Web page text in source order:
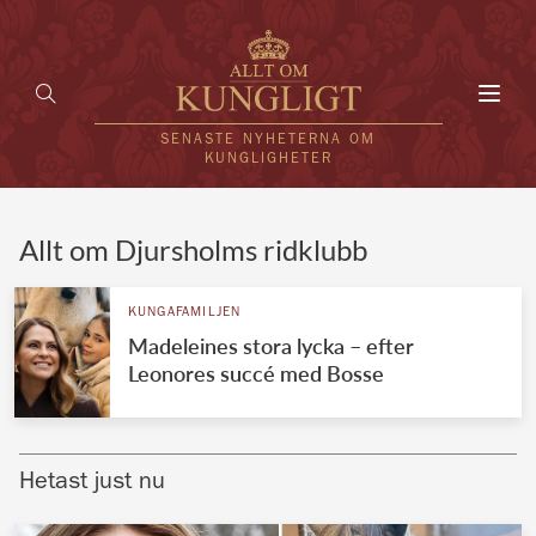
SENASTE NYHETERNA OM
KUNGLIGHETER
UTLÄNDSKT
VÄRLDENS KUNGAHUS
Brittiska kungahuset
Allt om Djursholms ridklubb
KUNGAFAMILJEN
Madeleines stora lycka – efter
Leonores succé med Bosse
Hetast just nu